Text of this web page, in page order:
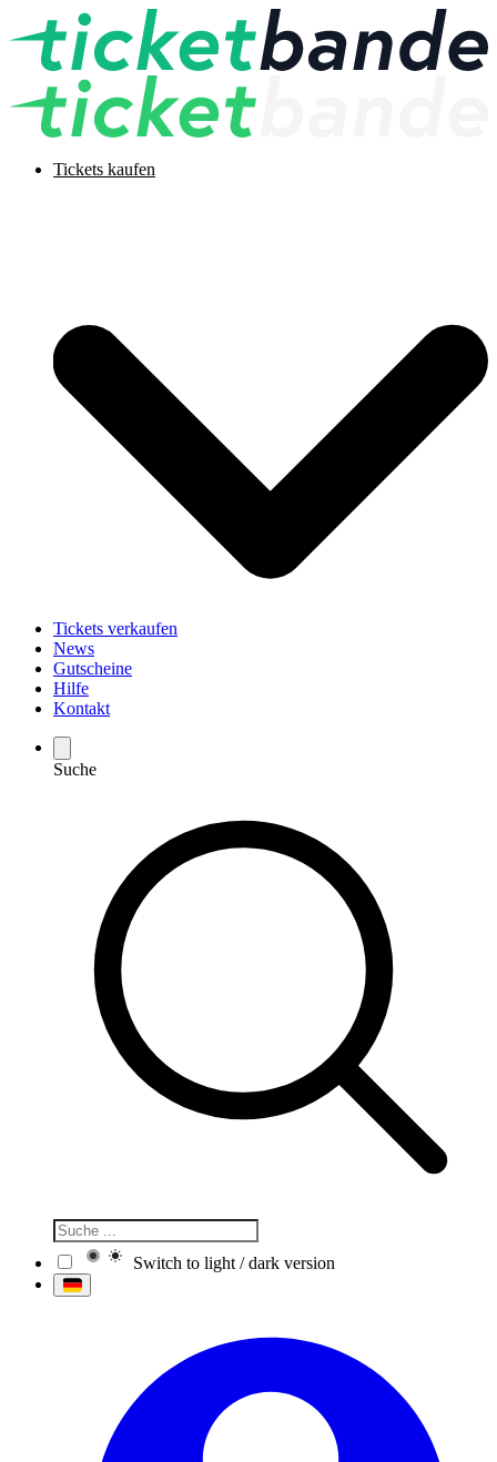
Tickets kaufen
Tickets verkaufen
News
Gutscheine
Hilfe
Kontakt
Suche
Switch to light / dark version